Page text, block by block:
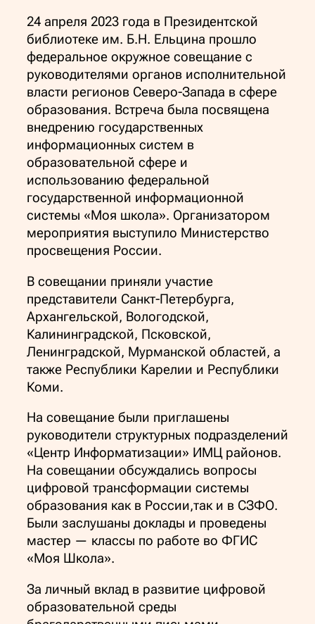
24 апреля 2023 года в Президентской
библиотеке им. Б.Н. Ельцина прошло
федеральное окружное совещание с
руководителями органов исполнительной
власти регионов Северо-Запада в сфере
образования. Встреча была посвящена
внедрению государственных
информационных систем в
образовательной сфере и
использованию федеральной
государственной информационной
системы «Моя школа». Организатором
мероприятия выступило Министерство
просвещения России.
В совещании приняли участие
представители Санкт‑Петербурга,
Архангельской, Вологодской,
Калининградской, Псковской,
Ленинградской, Мурманской областей, а
также Республики Карелии и Республики
Коми.
На совещание были приглашены
руководители структурных подразделений
«Центр Информатизации» ИМЦ районов.
На совещании обсуждались вопросы
цифровой трансформации системы
образования как в России,так и в СЗФО.
Были заслушаны доклады и проведены
мастер — классы по работе во ФГИС
«Моя Школа».
За личный вклад в развитие цифровой
образовательной среды